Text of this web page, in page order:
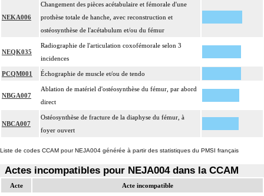
NEKA006
Changement des pièces acétabulaire et fémorale d'une
prothèse totale de hanche, avec reconstruction et
ostéosynthèse de l'acétabulum et/ou du fémur
NEQK035
Radiographie de l'articulation coxofémorale selon 3
incidences
PCQM001 Échographie de muscle et/ou de tendo
NBGA007
Ablation de matériel d'ostéosynthèse du fémur, par abord
direct
NBCA007
Ostéosynthèse de fracture de la diaphyse du fémur, à
foyer ouvert
Liste de codes CCAM pour NEJA004 générée à partir des statistiques du PMSI français
Actes incompatibles pour NEJA004 dans la CCAM
Acte Acte incompatible